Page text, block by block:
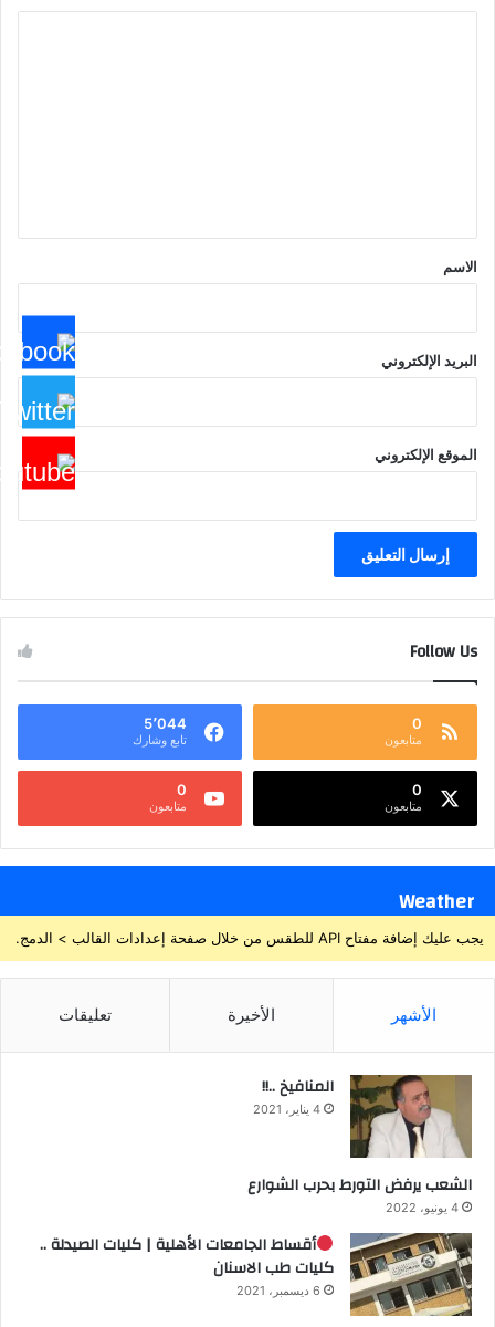
*
الاسم
البريد الإلكتروني
الموقع الإلكتروني
Follow Us
0
متابعون
5٬044
تابع وشارك
0
متابعون
0
متابعون
Weather
يجب عليك إضافة مفتاح API للطقس من خلال صفحة إعدادات القالب > الدمج.
الأشهر الأخيرة تعليقات
المنافيخ ..!!
4 يناير، 2021
الشعب يرفض التورط بحرب الشوارع
4 يونيو، 2022
أقساط الجامعات الأهلية | كليات الصيدلة ..
كليات طب الاسنان
6 ديسمبر، 2021